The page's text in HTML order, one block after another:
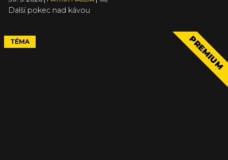
Další pokec nad kávou
TÉMA PREMIUM